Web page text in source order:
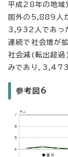
平成28年の地域
国外の5,889人
3,932人であった
連続で社会増が
社会減(転出超過
みであり、3,473
参考図6